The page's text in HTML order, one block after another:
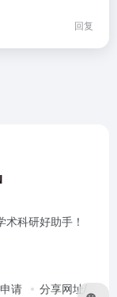
回复
科研好助手！
请
分享网址/